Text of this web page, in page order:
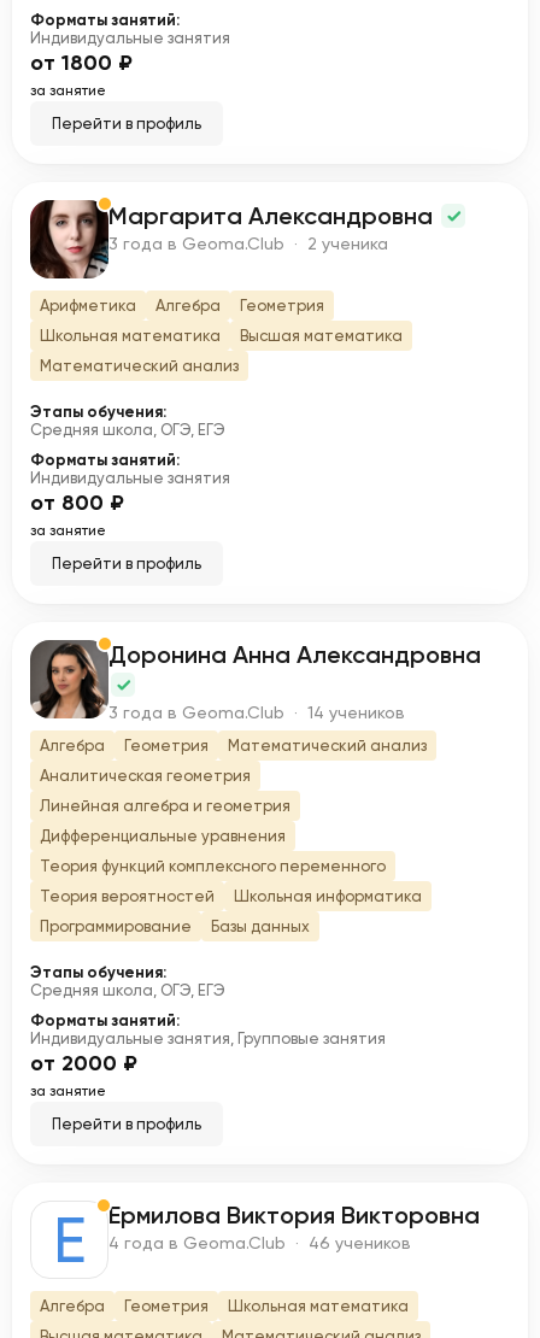
Форматы занятий:
Индивидуальные занятия
от 1800 ₽
за занятие
Перейти в профиль
М Маргарита Александровна
3 года в Geoma.Club · 2 ученика
Арифметика Алгебра
Геометрия
Школьная математика
Высшая математика
Математический анализ
Этапы обучения:
Средняя школа, ОГЭ, ЕГЭ
Форматы занятий:
Индивидуальные занятия
от 800 ₽
за занятие
Перейти в профиль
Д Доронина Анна Александровна
3 года в Geoma.Club · 14 учеников
Алгебра Геометрия
Математический анализ
Аналитическая геометрия
Линейная алгебра и геометрия
Дифференциальные уравнения
Теория функций комплексного переменного
Теория вероятностей
Школьная информатика
Программирование
Базы данных
Этапы обучения:
Средняя школа, ОГЭ, ЕГЭ
Форматы занятий:
Индивидуальные занятия, Групповые занятия
от 2000 ₽
за занятие
Перейти в профиль
Е Ермилова Виктория Викторовна
4 года в Geoma.Club · 46 учеников
Алгебра Геометрия
Школьная математика